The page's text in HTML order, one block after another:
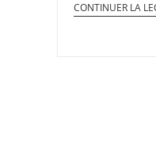
CONTINUER LA